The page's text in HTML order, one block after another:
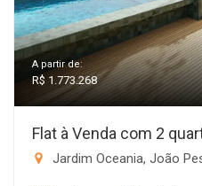
A partir de:
R$ 1.773.268
Flat à Venda com 2
Jardim Oceania, João